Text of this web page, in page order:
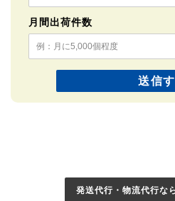
月間出荷件数
発送代行・物流代行な